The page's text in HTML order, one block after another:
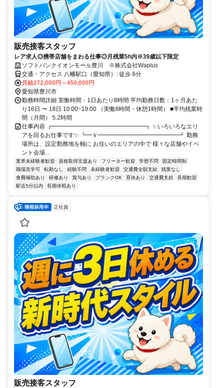
販売接客スタッフ
レア求人◎携帯店舗をまわる仕事◎月残業5h内※39歳以下限定
ソフトバンクイオンモール豊川 ※株式会社Waplus
交通・アクセス 八幡駅口（愛知県）: 徒歩 6分
月給272,000円～450,000円
愛知県豊川市
勤務時間詳細 実働時間：1日あたり8時間 平均勤務日数：1ヶ月あた
り16日 〜 18日 10:00~19:00 （実働8時間・休憩1時間） ■平均残業時
間（月間） 5.2時間
仕事内容 ┏━━━━━━━━━━━━━━━━┓ ✨いろいろなエリ
アを回るお仕事です✨ ┗━Ｖ━━━━━━━━━━━━━━┛ 勤務
場所は、設定勤務地を軸に お住いのエリアの中で 様々な店舗やイベ
ント会場...
業界未経験者歓迎 資格取得支援あり フリーター歓迎 学歴不問
固定時間制
職場見学可
転勤なし 経験不問 未経験者歓迎 交通費全額支給
残業なし
食費補助あり
研修あり 賞与あり ブランクOK 育休あり 交通費支給
長期歓迎
駅近5分以内
長期休暇あり
正社員
販売接客スタッフ